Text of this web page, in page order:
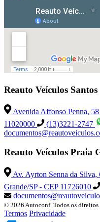
Reauto Veículos Santos
Avenida Affonso Penna,
11020000
(13)3221-2747
Reauto Veículos Praia
Av. Ayrton Senna da
Grande/SP - CEP 11726010
© 2026 Autoconf. Todos os direitos
Termos Privacidade